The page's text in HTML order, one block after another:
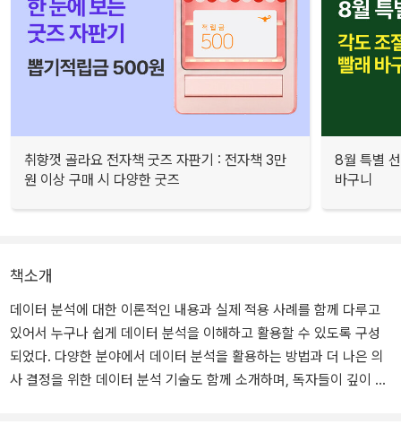
취향껏 골라요 전자책 굿즈 자판기 : 전자책 3만
원 이상 구매 시 다양한 굿즈
8월 특별
바구니
책소개
데이터 분석에 대한 이론적인 내용과 실제 적용 사례를 함께 다루고
있어서 누구나 쉽게 데이터 분석을 이해하고 활용할 수 있도록 구성
되었다. 다양한 분야에서 데이터 분석을 활용하는 방법과 더 나은 의
사 결정을 위한 데이터 분석 기술도 함께 소개하며, 독자들이 깊이 있